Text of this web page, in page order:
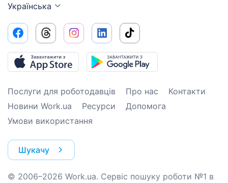
Українська
Послуги для роботодавців Про нас
Контакти
Новини Work.ua
Ресурси
Допомога
Умови використання
Шукачу
© 2006–2026 Work.ua. Сервіс пошуку роботи №1 в